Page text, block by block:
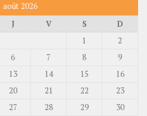
août 2026
J V S
D
1
2
6 7 8
9
13 14 15
16
20 21 22
23
27 28 29
30